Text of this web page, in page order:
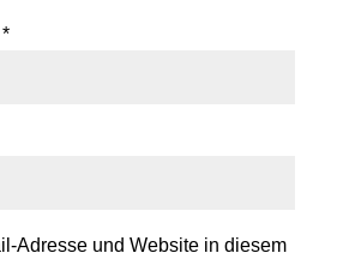
*
Adresse und Website in diesem